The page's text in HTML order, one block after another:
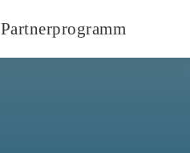
Partnerprogramm